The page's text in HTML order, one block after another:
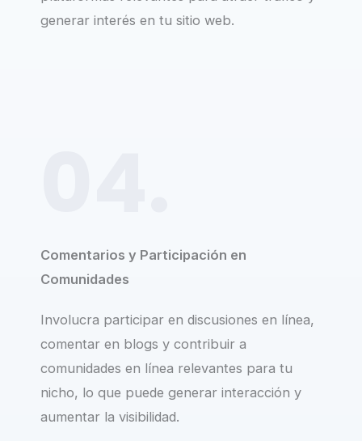
generar interés en tu sitio web.
Comentarios y Participación en
Comunidades
Involucra participar en discusiones en línea,
comentar en blogs y contribuir a
comunidades en línea relevantes para tu
nicho, lo que puede generar interacción y
aumentar la visibilidad.